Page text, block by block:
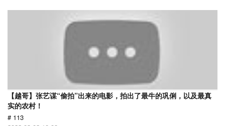
【越哥】张艺谋“偷拍”出来的电影，拍出了最牛的巩俐，以及最真
实的农村！
# 113